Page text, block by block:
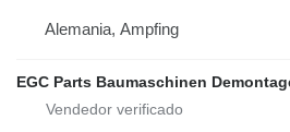
Alemania, Ampfing